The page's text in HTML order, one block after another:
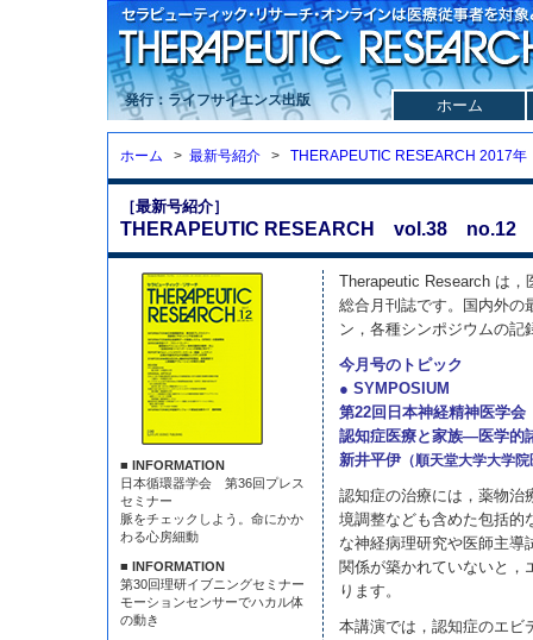
発行：ライフサイエンス出版 ホーム
ホーム > 最新号紹介 > THERAPEUTIC RESEARCH 2017年
［最新号紹介］
THERAPEUTIC RESEARCH vol.38 no.12
■ INFORMATION
日本循環器学会 第36回プレス
セミナー
脈をチェックしよう。命にかか
わる心房細動
■ INFORMATION
第30回理研イブニングセミナー
モーションセンサーでハカル体
の動き
Therapeutic Research は
総合月刊誌です。国内外の
ン，各種シンポジウムの記
今月号のトピック
● SYMPOSIUM
第22回日本神経精神医学
認知症医療と家族—医学的
新井平伊 （順天堂大学大学
認知症の治療には，薬物治
境調整なども含めた包括的
な神経病理研究や医師主導
関係が築かれていないと，
ります。
本講演では，認知症のエビ